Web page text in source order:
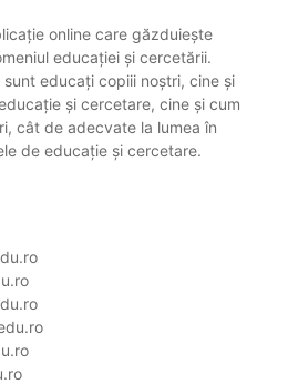
online care găzduiește
educației și cercetării.
educați copiii noștri, cine și
și cercetare, cine și cum
cât de adecvate la lumea în
de educație și cercetare.